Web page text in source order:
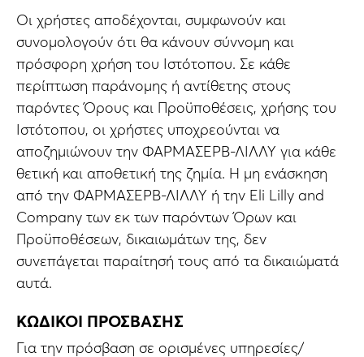
Οι χρήστες αποδέχονται, συμφωνούν και
συνομολογούν ότι θα κάνουν σύννομη και
πρόσφορη χρήση του Ιστότοπου. Σε κάθε
περίπτωση παράνομης ή αντίθετης στους
παρόντες Όρους και Προϋποθέσεις, χρήσης του
Ιστότοπου, οι χρήστες υποχρεούνται να
αποζημιώνουν την ΦΑΡΜΑΣΕΡΒ-ΛΙΛΛΥ για κάθε
θετική και αποθετική της ζημία. Η μη ενάσκηση
από την ΦΑΡΜΑΣΕΡΒ-ΛΙΛΛΥ ή την Εli Lilly and
Company των εκ των παρόντων Όρων και
Προϋποθέσεων, δικαιωμάτων της, δεν
συνεπάγεται παραίτησή τους από τα δικαιώματά
αυτά.
ΚΩΔΙΚΟΙ ΠΡΟΣΒΑΣΗΣ
Για την πρόσβαση σε ορισμένες υπηρεσίες/